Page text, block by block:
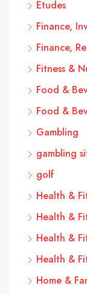
Études
Finance,
Finance,
Fitness &
Food &
Food &
Gambling
gambling
golf
Health &
Health &
Health &
Health &
Home &